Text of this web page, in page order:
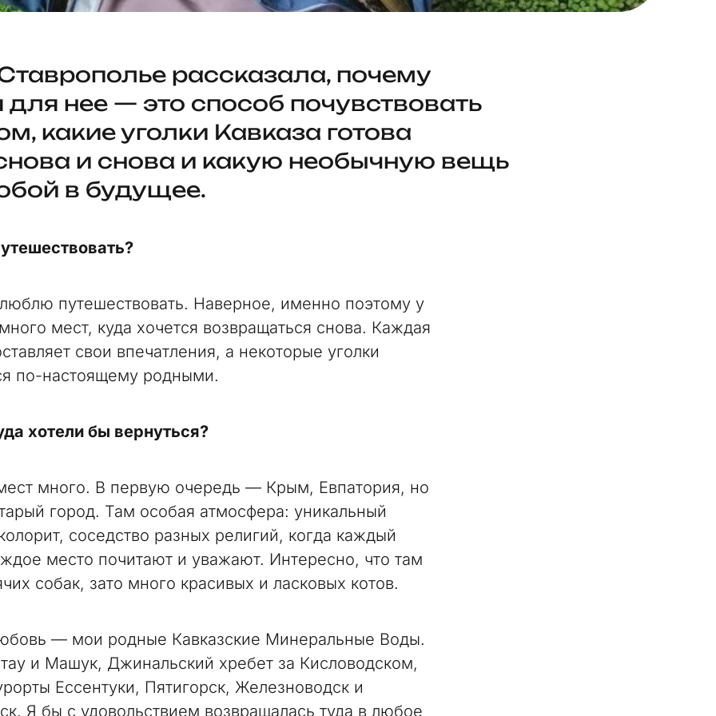
рассказала, почему
для нее — это способ почувствовать
какие уголки Кавказа готова
и снова и какую необычную вещь
в будущее.
путешествовать. Наверное, именно поэтому у
мест, куда хочется возвращаться снова. Каждая
свои впечатления, а некоторые уголки
по-настоящему родными.
хотели бы вернуться?
много. В первую очередь — Крым, Евпатория, но
город. Там особая атмосфера: уникальный
соседство разных религий, когда каждый
место почитают и уважают. Интересно, что там
собак, зато много красивых и ласковых котов.
— мои родные Кавказские Минеральные Воды.
и Машук, Джинальский хребет за Кисловодском,
Ессентуки, Пятигорск, Железноводск и
Я бы с удовольствием возвращалась туда в любое